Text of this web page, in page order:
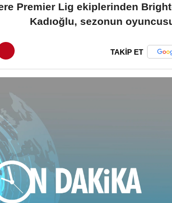
Premier Lig ekiplerinden
Kadıoğlu, sezonun
TAKİP ET